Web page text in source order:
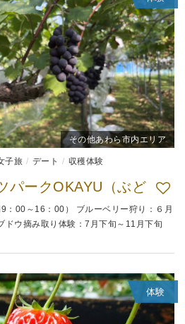
その他あわら市内エリア
子旅 デート 収穫体験
パークOKAYU（ぶど
：00～16：00） ブルーベリー狩り：６月
ドウ摘み取り体験：7月下旬～11月下旬
体験